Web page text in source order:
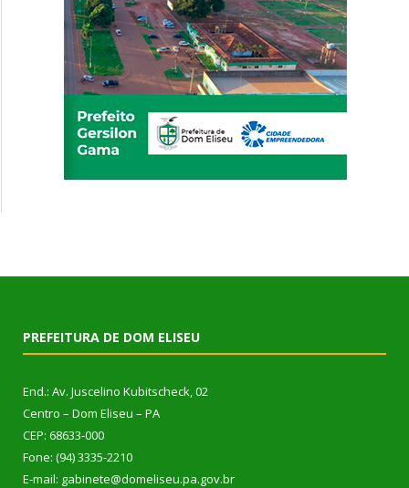
PREFEITURA DE DOM ELISEU
End.: Av. Juscelino Kubitscheck, 02
Centro – Dom Eliseu – PA
CEP: 68633-000
Fone: (94) 3335-2210
E-mail: gabinete@domeliseu.pa.gov.br